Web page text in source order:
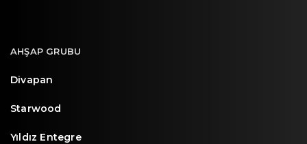
AHŞAP GRUBU
Divapan
Starwood
Yıldız Entegre